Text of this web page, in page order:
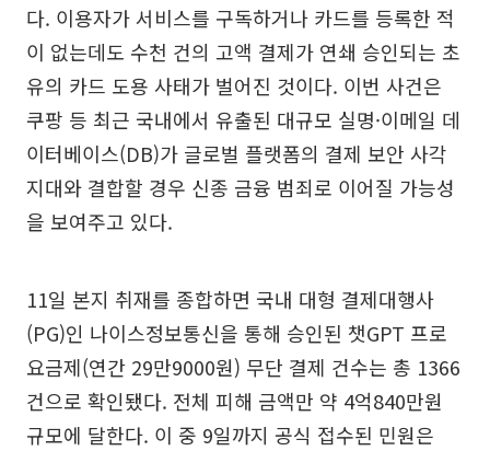
다. 이용자가 서비스를 구독하거나 카드를 등록한 적
이 없는데도 수천 건의 고액 결제가 연쇄 승인되는 초
유의 카드 도용 사태가 벌어진 것이다. 이번 사건은
쿠팡 등 최근 국내에서 유출된 대규모 실명·이메일 데
이터베이스(DB)가 글로벌 플랫폼의 결제 보안 사각
지대와 결합할 경우 신종 금융 범죄로 이어질 가능성
을 보여주고 있다.
11일 본지 취재를 종합하면 국내 대형 결제대행사
(PG)인 나이스정보통신을 통해 승인된 챗GPT 프로
요금제(연간 29만9000원) 무단 결제 건수는 총 1366
건으로 확인됐다. 전체 피해 금액만 약 4억840만원
규모에 달한다. 이 중 9일까지 공식 접수된 민원은